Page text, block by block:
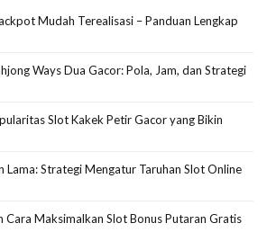
Mudah Terealisasi – Panduan Lengkap
Ways Dua Gacor: Pola, Jam, dan Strategi
Slot Kakek Petir Gacor yang Bikin
Lama: Strategi Mengatur Taruhan Slot Online
Cara Maksimalkan Slot Bonus Putaran Gratis